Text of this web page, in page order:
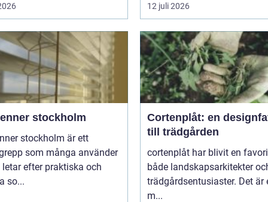
12 juli 2026
stockholm
stockholm är ett
som många använder
letar efter praktiska och
so...
Cortenplåt: en
till trädgården
cortenplåt har blivit en
både landskapsarkitekter
trädgårdsentusiaster. Det är
m...